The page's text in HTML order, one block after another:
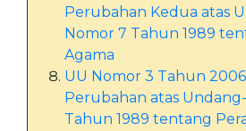
Perubahan Kedua atas
Nomor 7 Tahun 1989
Agama
UU Nomor 3 Tahun
Perubahan atas
Tahun 1989 tentang